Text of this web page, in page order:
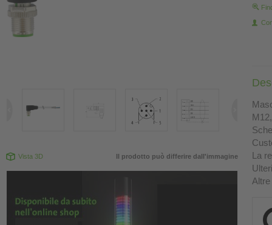
Vista 3D Il prodotto può differire dall'immagine
La